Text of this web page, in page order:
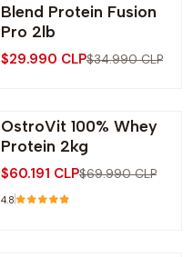
-14% OFF
Blend Protein Fusion
Pro 2lb
$29.990 CLP$34.990 CLP
-14% OFF
OstroVit 100% Whey
Protein 2kg
$60.191 CLP$69.990 CLP
4.8